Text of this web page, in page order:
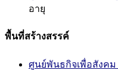
อายุ
พื้นที่สร้างสรรค์
ศูนย์พันธกิจเพื่อสังคม